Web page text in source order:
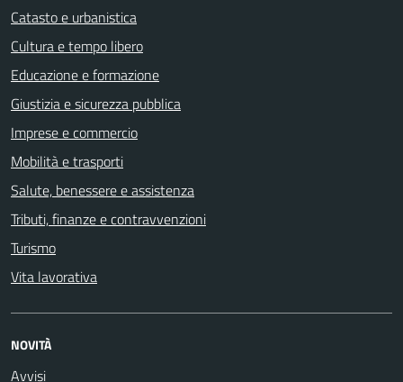
Catasto e urbanistica
Cultura e tempo libero
Educazione e formazione
Giustizia e sicurezza pubblica
Imprese e commercio
Mobilità e trasporti
Salute, benessere e assistenza
Tributi, finanze e contravvenzioni
Turismo
Vita lavorativa
NOVITÀ
Avvisi